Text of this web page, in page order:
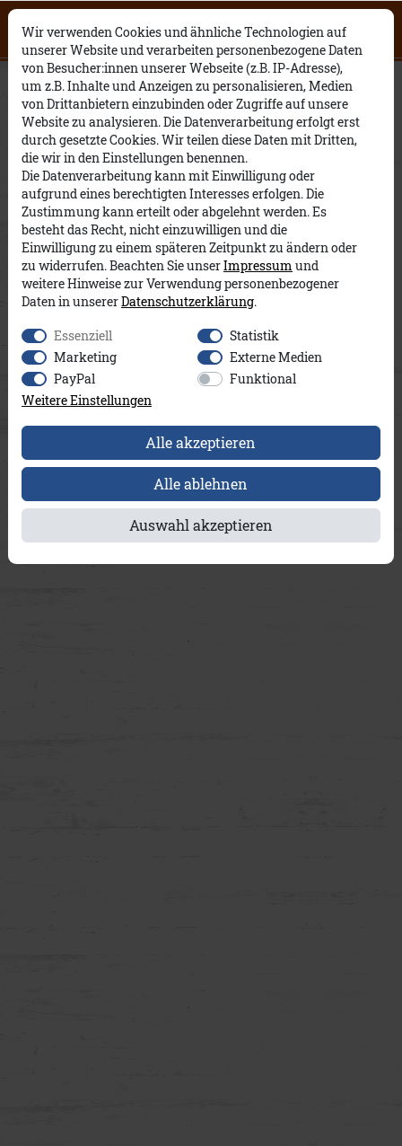
contents.
Open English website
Polo Jost Streifen A&Co
Wir verwenden Cookies und ähnliche Technologien auf
unserer Website und verarbeiten personenbezogene Daten
von Besucher:innen unserer Webseite (z.B. IP-Adresse),
um z.B. Inhalte und Anzeigen zu personalisieren, Medien
von Drittanbietern einzubinden oder Zugriffe auf unsere
Website zu analysieren. Die Datenverarbeitung erfolgt erst
durch gesetzte Cookies. Wir teilen diese Daten mit Dritten,
die wir in den Einstellungen benennen.
Die Datenverarbeitung kann mit Einwilligung oder
aufgrund eines berechtigten Interesses erfolgen. Die
Zustimmung kann erteilt oder abgelehnt werden. Es
besteht das Recht, nicht einzuwilligen und die
Einwilligung zu einem späteren Zeitpunkt zu ändern oder
zu widerrufen. Beachten Sie unserImpressum und
weitere Hinweise zur Verwendung personenbezogener
Daten in unsererDaten­schutz­erklärung.
Essenziell
Statistik
Marketing
Externe Medien
PayPal
Funktional
Weitere Einstellungen
Alle akzeptieren
Alle ablehnen
Auswahl akzeptieren